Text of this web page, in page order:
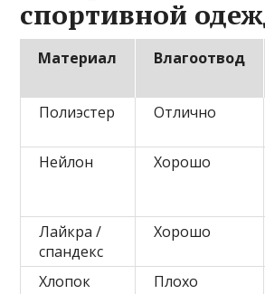
спортивной
Материал Влагоотвод
Полиэстер Отлично
Нейлон Хорошо
Лайкра /
спандекс
Хорошо
Хлопок Плохо